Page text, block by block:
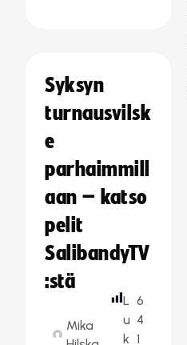
Syksyn
turnausvilsk
e
parhaimmill
aan – katso
pelit
SalibandyTV
:stä
Mika
L
u
k
6
4
1